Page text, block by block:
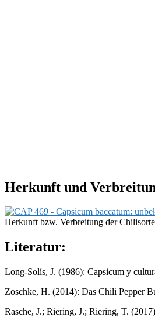
Herkunft und
Herkunft bzw. Verbreitung der
Literatur:
Long-Solís, J. (1986): Capsicum y
Zoschke, H. (2014): Das Chili Pepper
Rasche, J.; Riering, J.; Riering, T.